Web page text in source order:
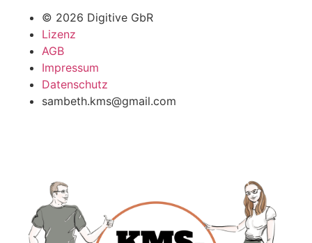
© 2026 Digitive GbR
Lizenz
AGB
Impressum
Datenschutz
sambeth.kms@gmail.com